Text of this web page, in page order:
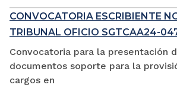
CONVOCATORIA ESCRIBIENTE
TRIBUNAL OFICIO SGTCAA24-
Convocatoria para la presentación
documentos soporte para la
cargos en